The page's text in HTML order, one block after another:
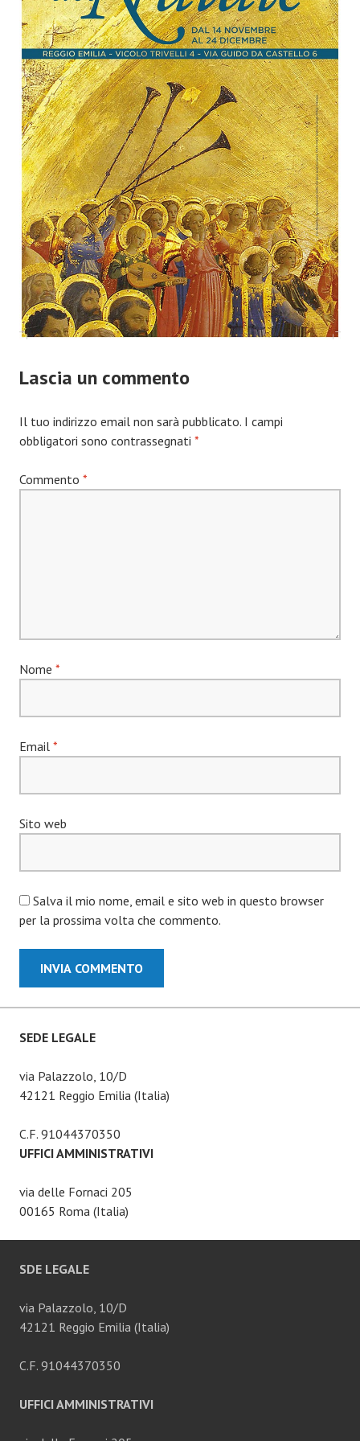
Lascia un commento
Il tuo indirizzo email non sarà pubblicato. I campi
obbligatori sono contrassegnati *
Commento *
Nome *
Email *
Sito web
Salva il mio nome, email e sito web in questo browser
per la prossima volta che commento.
SEDE LEGALE
via Palazzolo, 10/D
42121 Reggio Emilia (Italia)
C.F. 91044370350
UFFICI AMMINISTRATIVI
via delle Fornaci 205
00165 Roma (Italia)
SDE LEGALE
via Palazzolo, 10/D
42121 Reggio Emilia (Italia)
C.F. 91044370350
UFFICI AMMINISTRATIVI